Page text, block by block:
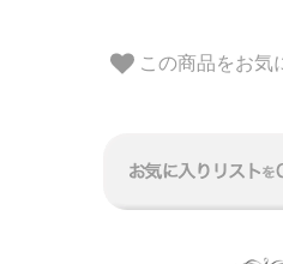
この商品をお気